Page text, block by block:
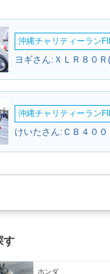
沖縄チャリティーラン
ヨギさん:ＸＬＲ８０Ｒ
沖縄チャリティーラン
けいたさん:ＣＢ４０
す
ホンダ